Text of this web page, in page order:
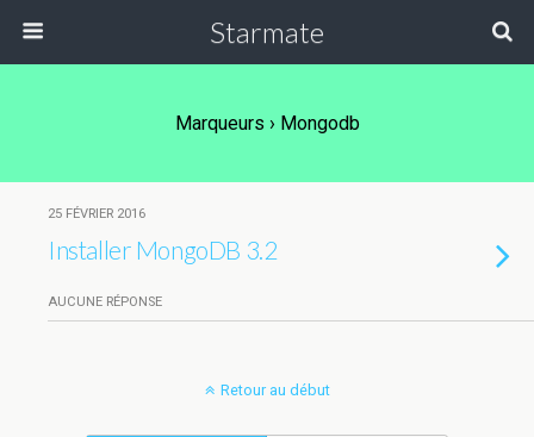
Starmate
Marqueurs › Mongodb
25 FÉVRIER 2016
Installer MongoDB 3.2
AUCUNE RÉPONSE
Retour au début